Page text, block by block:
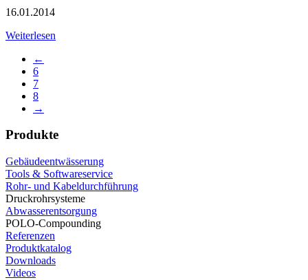
16.01.2014
Weiterlesen
←
6
7
8
→
Produkte
Gebäudeentwässerung
Tools & Softwareservice
Rohr- und Kabeldurchführung
Druckrohrsysteme
Abwasserentsorgung
POLO-Compounding
Referenzen
Produktkatalog
Downloads
Videos